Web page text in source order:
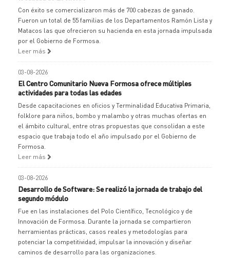
Con éxito se comercializaron más de 700 cabezas de ganado.
Fueron un total de 55 familias de los Departamentos Ramón Lista y
Matacos las que ofrecieron su hacienda en esta jornada impulsada
por el Gobierno de Formosa.
Leer más
03-08-2026
El Centro Comunitario Nueva Formosa ofrece múltiples
actividades para todas las edades
Desde capacitaciones en oficios y Terminalidad Educativa Primaria,
folklore para niños, bombo y malambo y otras muchas ofertas en
el ámbito cultural, entre otras propuestas que consolidan a este
espacio que trabaja todo el año impulsado por el Gobierno de
Formosa.
Leer más
03-08-2026
Desarrollo de Software: Se realizó la jornada de trabajo del
segundo módulo
Fue en las instalaciones del Polo Científico, Tecnológico y de
Innovación de Formosa. Durante la jornada se compartieron
herramientas prácticas, casos reales y metodologías para
potenciar la competitividad, impulsar la innovación y diseñar
caminos de desarrollo para las organizaciones.